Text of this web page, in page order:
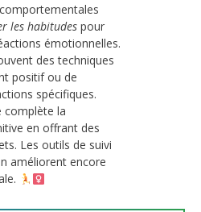
les habitudes pour
émotionnelles.
des techniques
positif ou de
spécifiques.
complète la
en offrant des
Les outils de suivi
améliorent encore